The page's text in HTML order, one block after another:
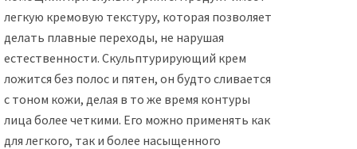
легкую кремовую текстуру, которая позволяет
делать плавные переходы, не нарушая
естественности. Скульптурирующий крем
ложится без полос и пятен, он будто сливается
с тоном кожи, делая в то же время контуры
лица более четкими. Его можно применять как
для легкого, так и более насыщенного